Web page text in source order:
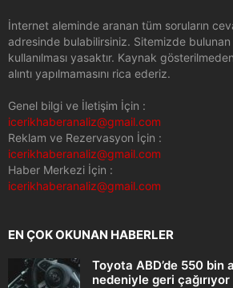
İnternet aleminde aranan tüm soruların
adresinde bulabilirsiniz. Sitemizde
kullanılması yasaktır. Kaynak
alıntı yapılmamasını rica ederiz.
Genel bilgi ve İletişim İçin :
icerikhaberanaliz@gmail.com
Reklam ve Rezervasyon İçin :
icerikhaberanaliz@gmail.com
Haber Merkezi İçin :
icerikhaberanaliz@gmail.com
EN ÇOK OKUNAN HABERLER
Toyota ABD’de 550 bin
nedeniyle geri çağırıyor